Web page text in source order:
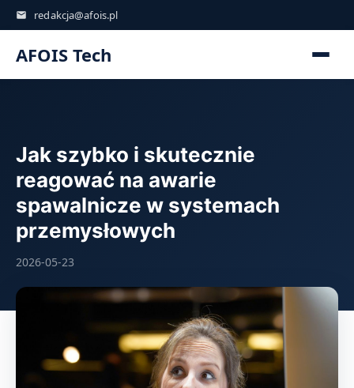
redakcja@afois.pl
AFOIS Tech
Jak szybko i skutecznie
reagować na awarie
spawalnicze w systemach
przemysłowych
2026-05-23